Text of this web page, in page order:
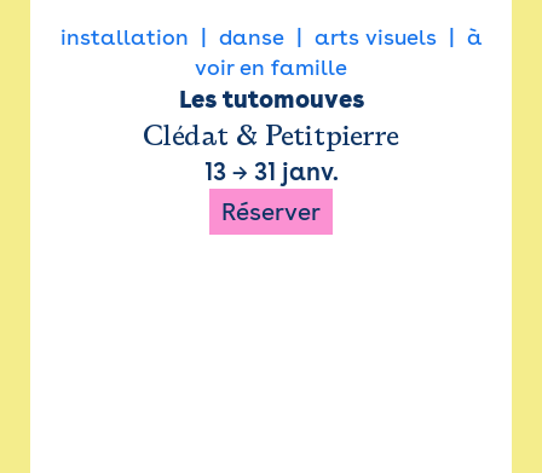
installation danse arts visuels
à
voir en famille
Les tutomouves
Clédat & Petitpierre
13→ 31 janv.
Réserver